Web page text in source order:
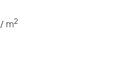
m2